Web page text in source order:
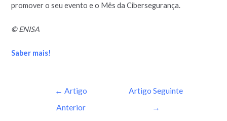
promover o seu evento e o Mês da Cibersegurança.
©ENISA
Saber mais!
← Artigo
Anterior
Artigo Seguinte
→